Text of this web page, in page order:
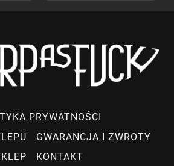
PRYWATNOŚCI
GWARANCJA I ZWROTY
KONTAKT